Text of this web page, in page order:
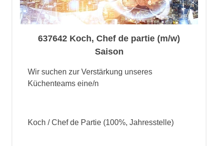
637642 Koch, Chef de partie (m/w)
Saison
Wir suchen zur Verstärkung unseres
Küchenteams eine/n
Koch / Chef de Partie (100%, Jahresstelle)